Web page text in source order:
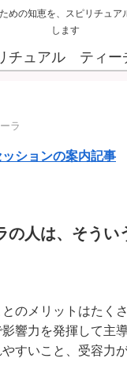
めの知恵を、スピリチュア
します
チュアル ティー
ラ
ションの案内記事
の人は、そうい
のメリットはたく
響力を発揮して主
すいこと、受容力